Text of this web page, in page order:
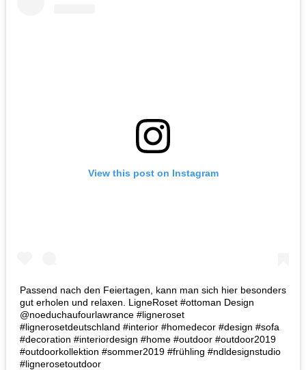
View this post on Instagram
Passend nach den Feiertagen, kann man sich hier besonders
gut erholen und relaxen. LigneRoset #ottoman Design
@noeduchaufourlawrance #ligneroset
#lignerosetdeutschland #interior #homedecor #design #sofa
#decoration #interiordesign #home #outdoor #outdoor2019
#outdoorkollektion #sommer2019 #frühling #ndldesignstudio
#lignerosetoutdoor